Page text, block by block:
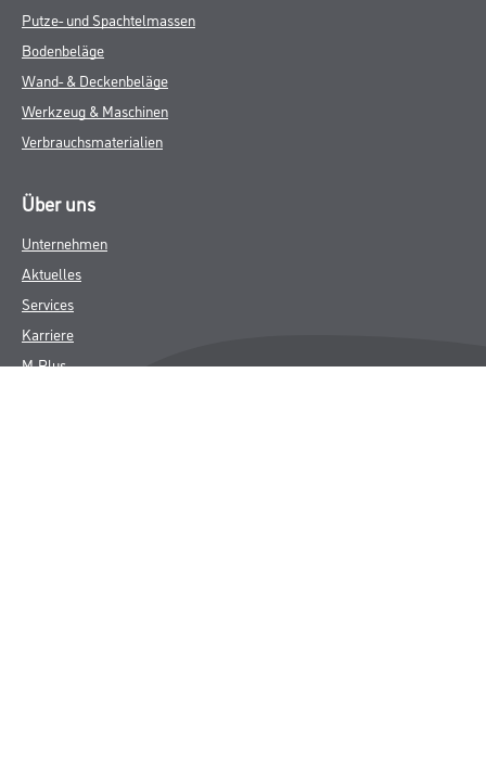
Putze- und Spachtelmassen
Bodenbeläge
Wand- & Deckenbeläge
Werkzeug & Maschinen
Verbrauchsmaterialien
Über uns
Unternehmen
Aktuelles
Services
Karriere
M-Plus